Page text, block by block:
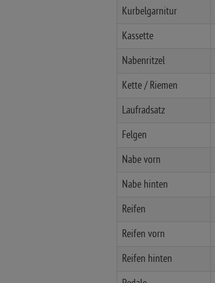
Kurbelgarnitur
Kassette
Nabenritzel
Kette / Riemen
Laufradsatz
Felgen
Nabe vorn
Nabe hinten
Reifen
Reifen vorn
Reifen hinten